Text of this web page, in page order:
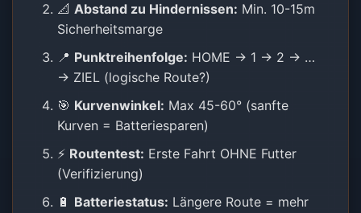
📐Abstand zu Hindernissen: Min. 10-15m
Sicherheitsmarge
📍 Punktreihenfolge: HOME → 1 → 2 → …
→ ZIEL (logische Route?)
🎯 Kurvenwinkel: Max 45-60° (sanfte
Kurven = Batteriesparen)
⚡ Routentest: Erste Fahrt OHNE Futter
(Verifizierung)
🔋 Batteriestatus: Längere Route = mehr